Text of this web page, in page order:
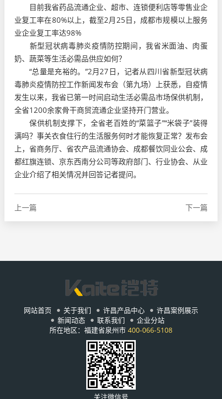
目前我省药品流通企业、超市、连锁便利店等零售业企
业复工率在80%以上，截至2月25日，成都市规模以上服务
业企业复工率达98%
新型冠状病毒肺炎疫情防控期间，我省米面油、肉蛋
奶、蔬菜等生活必需品供应如何？
“总量是充裕的。”2月27日，记者从四川省新型冠状病
毒肺炎疫情防控工作新闻发布会（第九场）上获悉，自疫情
发生以来，我省已第一时间启动生活必需品市场保供机制，
全省1200余家骨干商贸流通企业坚持开门营业。
保供机制支撑下，全省老百姓的“菜篮子”“米袋子”装得
满吗？事关衣食住行的生活服务何时才能恢复正常？发布会
上，省商务厅、省农产品流通协会、成都餐饮同业公会、成
都红旗连锁、京东西南分公司等政府部门、行业协会、从业
企业介绍了相关情况并回答记者提问。
上一篇 下一篇
网站首页 关于我们 许昌产品中心
许昌案例展示
新闻动态
联系我们
企业分站
所在地区：福建省泉州市 400-066-5108
关注微信号